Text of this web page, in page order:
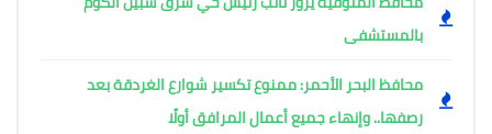
بالمستشفى
محافظ البحر الأحمر: ممنوع تكسير شوارع الغردقة بعد
رصفها.. وإنهاء جميع أعمال المرافق أولًا